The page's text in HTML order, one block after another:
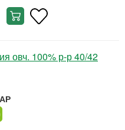
овч. 100% р-р 40/42